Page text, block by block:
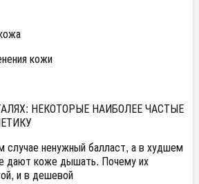
кожи
НЕКОТОРЫЕ НАИБОЛЕЕ ЧАСТЫЕ
ненужный балласт, а в худшем
дают коже дышать. Почему их
и в дешевой